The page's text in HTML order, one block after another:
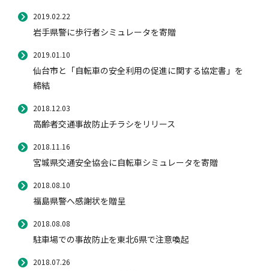
傷害保険
医療・介護保険
個人賠償責任保険
風水雪災等による損害を補償する損害保険
ペット保険
規範、方針、指針・基準、ガイドライン等
採用情報
所在地（本部・支部）
損害保険お役立ち情報
お客様の声を受けた取り組み
保険金の支払状況（第三分野）
会員会社等一覧
「損害保険登録鑑定人」認定試験
アジャスター試験
医療研修
交通事故医療研究助成
統計
刊行物・報告書
お知らせトップ
最新情報
協会ニュースリリース
会員各社ニュースリリース
協会からのお知らせ
相談・通報等窓口
相談・通報等窓口トップ
損害保険の相談窓口
自然災害損保契約のご照会
他の紛争解決機関等
2015年度
2019.02.22
岩手県警に歩行者シミュレータを寄贈
2019.01.10
仙台市と「自転車の安全利用の促進に関する協定書」を
締結
2018.12.03
高齢者交通事故防止チラシをリリース
2018.11.16
宮城県交通安全協会に自転車シミュレータを寄贈
2018.08.10
福島県警へ感謝状を贈呈
2018.08.08
駐車場での事故防止を東北6県で注意喚起
2018.07.26